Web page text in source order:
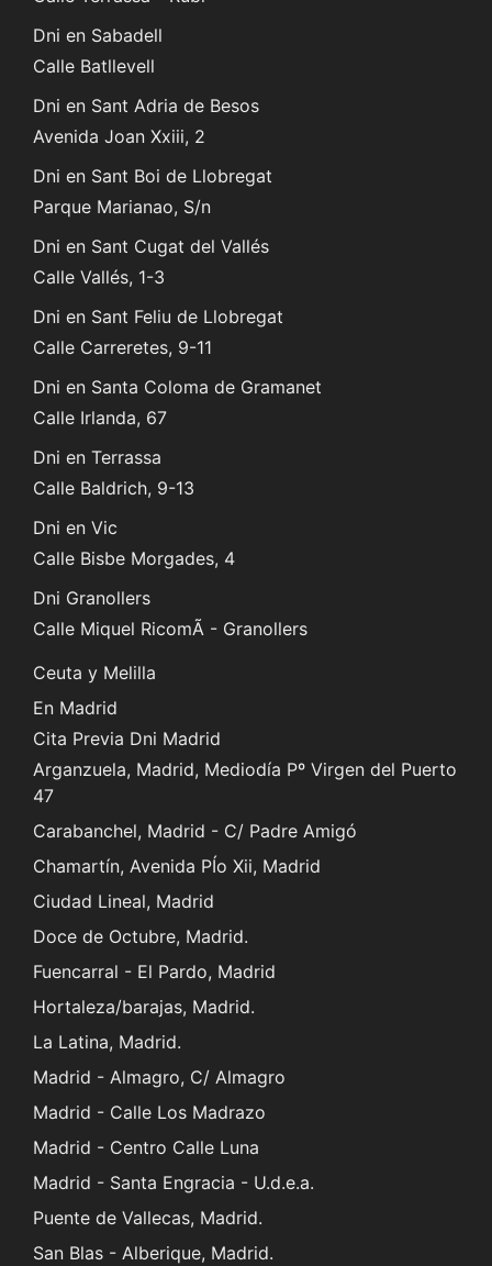
Dni en Sabadell
Calle Batllevell
Dni en Sant Adria de Besos
Avenida Joan Xxiii, 2
Dni en Sant Boi de Llobregat
Parque Marianao, S/n
Dni en Sant Cugat del Vallés
Calle Vallés, 1-3
Dni en Sant Feliu de Llobregat
Calle Carreretes, 9-11
Dni en Santa Coloma de Gramanet
Calle Irlanda, 67
Dni en Terrassa
Calle Baldrich, 9-13
Dni en Vic
Calle Bisbe Morgades, 4
Dni Granollers
Calle Miquel RicomÃ - Granollers
Ceuta y Melilla
En Madrid
Cita Previa Dni Madrid
Arganzuela, Madrid, Mediodía Pº Virgen del Puerto
47
Carabanchel, Madrid - C/ Padre Amigó
Chamartín, Avenida PÍo Xii, Madrid
Ciudad Lineal, Madrid
Doce de Octubre, Madrid.
Fuencarral - El Pardo, Madrid
Hortaleza/barajas, Madrid.
La Latina, Madrid.
Madrid - Almagro, C/ Almagro
Madrid - Calle Los Madrazo
Madrid - Centro Calle Luna
Madrid - Santa Engracia - U.d.e.a.
Puente de Vallecas, Madrid.
San Blas - Alberique, Madrid.